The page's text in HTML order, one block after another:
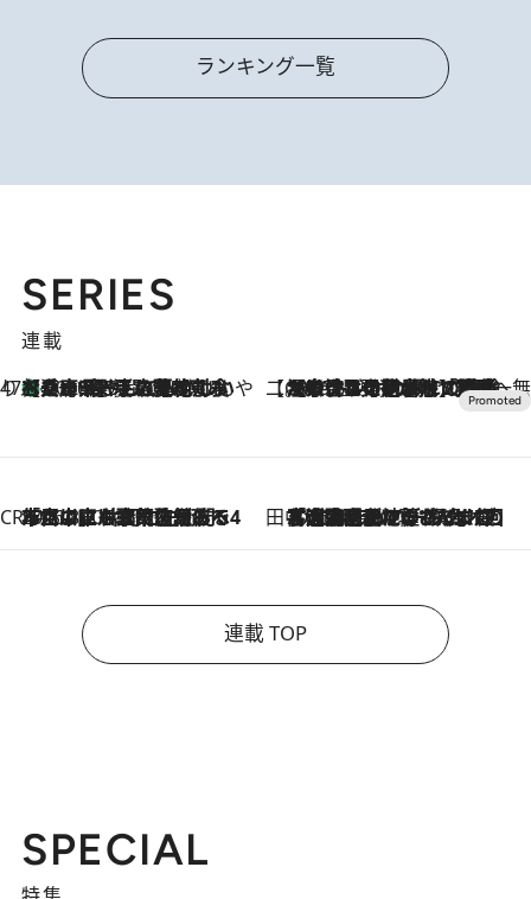
ランキング一覧
SERIES
連載
47都道府県の手みやげ ひんやりスイーツで夏を満喫
2026.8.8
【兵庫県】この夏絶対食べたい 冷やしておいしいおやつ3選 淡路島の恵みをジェラートに集約 【CREA×星野リゾート】唯一無二。癒しと発見が待つ場所へ
2026.8.7
【トンボの足水浴】ヒノキの香りに包まれて涼感マックス！約13℃の湧水かけ流しを避暑地「星野温泉 トンボの湯」で体験
CREA'S CHOICE
2026.8.7
「立川にも歌舞伎があるんだよ」 片岡仁左衛門・市川中車ら豪華座組みで4年目の立川立飛歌舞伎へ 田中稲の勝手に再ブーム
2026.8.7
「湘南乃風に憧れて」観客大盛上がりの“タオル回し”に、ラッパー顔負けの高速歌唱まで…さだまさし（74）のアグレッシブすぎる現在地
連載 TOP
SPECIAL